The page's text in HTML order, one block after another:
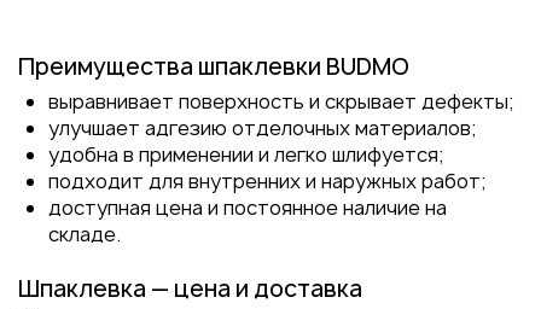
Преимущества шпаклевки BUDMO
выравнивает поверхность и скрывает дефекты;
улучшает адгезию отделочных материалов;
удобна в применении и легко шлифуется;
подходит для внутренних и наружных работ;
доступная цена и постоянное наличие на
складе.
Шпаклевка — цена и доставка